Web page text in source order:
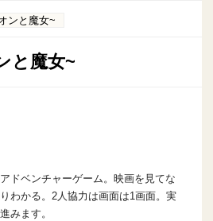
ンと魔女~
と魔女~
ドベンチャーゲーム。映画を見てな
わかる。2人協力は画面は1画面。実
みます。